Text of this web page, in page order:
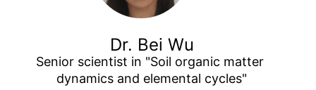
Dr. Bei Wu
Senior scientist in "Soil organic matter
dynamics and elemental cycles"